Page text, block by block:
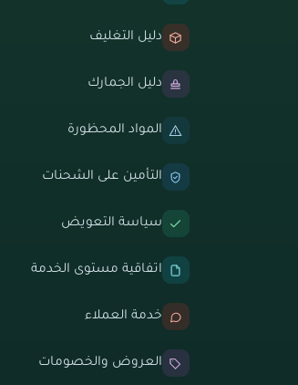
دليل التغليف
دليل الجمارك
المواد المحظورة
التأمين على الشحنات
سياسة التعويض
اتفاقية مستوى الخدمة
خدمة العملاء
العروض والخصومات